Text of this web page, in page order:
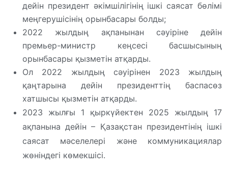
дейін президент әкімшілігінің ішкі саясат бөлімі
меңгерушісінің орынбасары болды;
2022 жылдың ақпанынан сәуіріне дейін
премьер-министр кеңсесі басшысының
орынбасары қызметін атқарды.
Ол 2022 жылдың сәуірінен 2023 жылдың
қаңтарына дейін президенттің баспасөз
хатшысы қызметін атқарды.
2023 жылғы 1 қыркүйектен 2025 жылдың 17
ақпанына дейін – Қазақстан президентінің ішкі
саясат мәселелері және коммуникациялар
жөніндегі көмекшісі.